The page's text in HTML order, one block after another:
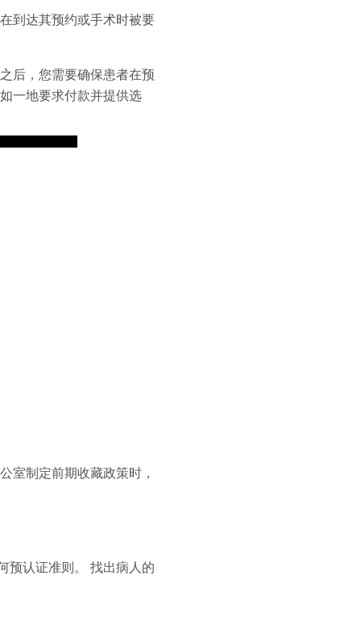
到达其预约或手术时被要
后，您需要确保患者在预
一地要求付款并提供选
室制定前期收藏政策时，
预认证准则。 找出病人的